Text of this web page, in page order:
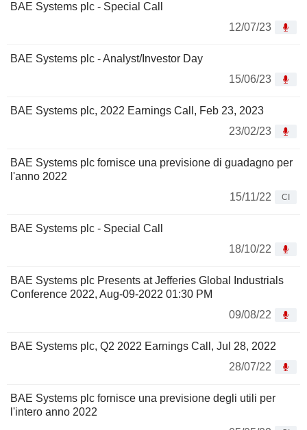
BAE Systems plc - Special Call
12/07/23
BAE Systems plc - Analyst/Investor Day
15/06/23
BAE Systems plc, 2022 Earnings Call, Feb 23, 2023
23/02/23
BAE Systems plc fornisce una previsione di guadagno per
l'anno 2022
15/11/22
CI
BAE Systems plc - Special Call
18/10/22
BAE Systems plc Presents at Jefferies Global Industrials
Conference 2022, Aug-09-2022 01:30 PM
09/08/22
BAE Systems plc, Q2 2022 Earnings Call, Jul 28, 2022
28/07/22
BAE Systems plc fornisce una previsione degli utili per
l'intero anno 2022